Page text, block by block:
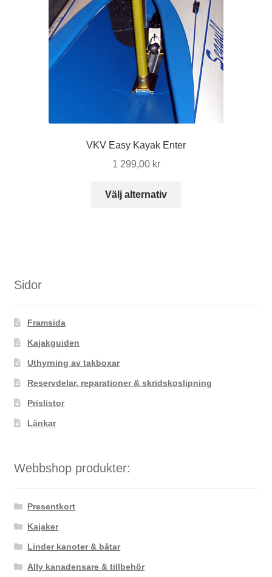
VKV Easy Kayak Enter
1 299,00 kr
Välj alternativ
Sidor
Framsida
Kajakguiden
Uthyrning av takboxar
Reservdelar, reparationer & skridskoslipning
Prislistor
Länkar
Webbshop produkter:
Presentkort
Kajaker
Linder kanoter & båtar
Ally kanadensare & tillbehör